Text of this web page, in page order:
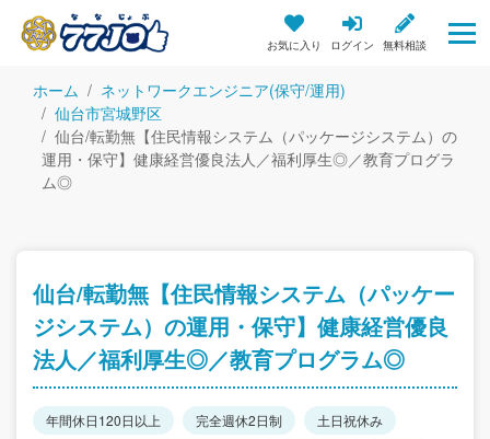
お気に入り ログイン 無料相談
ホーム
ネットワークエンジニア(保守/運用)
仙台市宮城野区
仙台/転勤無【住民情報システム（パッケージシステム）の
運用・保守】健康経営優良法人／福利厚生◎／教育プログラ
ム◎
仙台/転勤無【住民情報システム（パッケー
ジシステム）の運用・保守】健康経営優良
法人／福利厚生◎／教育プログラム◎
年間休日120日以上 完全週休2日制
土日祝休み